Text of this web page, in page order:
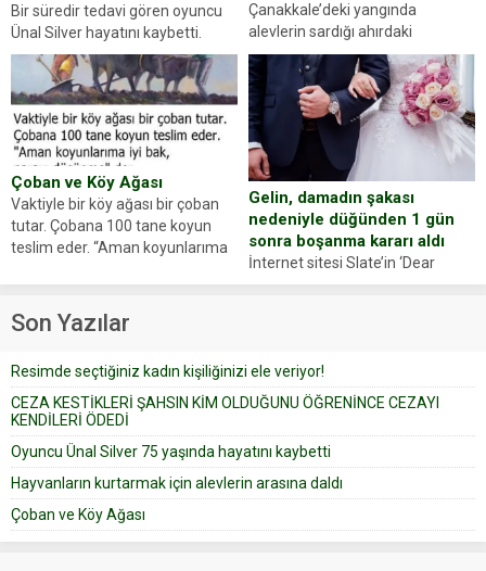
Bir süredir tedavi gören oyuncu
Ünal Silver hayatını kaybetti.
Haberi, oyuncunun menajerlik
ajansı duyurdu. Renda Güner,
sosyal medya hesabında “Usta
Oyuncumuz ve çok değerli
dostumuz...
Çanakkale’deki yangında
alevlerin sardığı ahırdaki
hayvanlarını kurtarmak isteyen
Zeki Demir (66) ölümden döndü.
Yüzünde ve ellerinde yanıklar
oluşan Demir, kâbus dolu anları
anlattı… Merkeze bağlı...
Çoban ve Köy Ağası
Vaktiyle bir köy ağası bir çoban
tutar. Çobana 100 tane koyun
teslim eder. “Aman koyunlarıma
Çoban koyunları alır gider. Aylar...
Gelin, damadın şakası
nedeniyle düğünden 1 gün
sonra boşanma kararı aldı
İnternet sitesi Slate’in ‘Dear
Prudence’ isimli tavsiye köşesine
yapıştırdığı için düğünden...
Son Yazılar
Resimde seçtiğiniz kadın kişiliğinizi ele veriyor!
CEZA KESTİKLERİ ŞAHSIN KİM OLDUĞUNU ÖĞRENİNCE CEZAYI
KENDİLERİ ÖDEDİ
Oyuncu Ünal Silver 75 yaşında hayatını kaybetti
Hayvanların kurtarmak için alevlerin arasına daldı
Çoban ve Köy Ağası